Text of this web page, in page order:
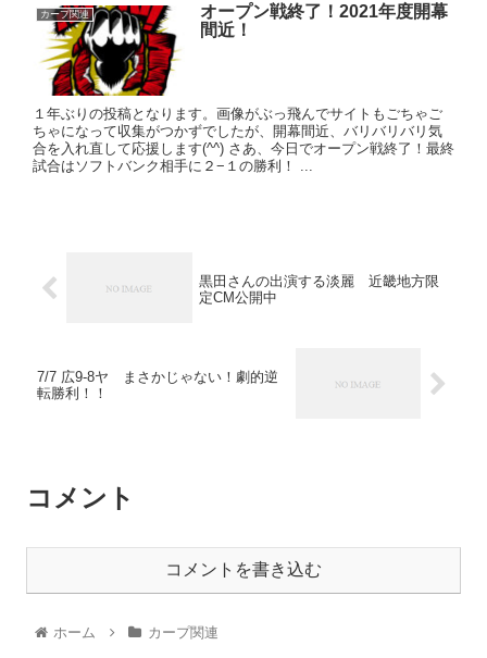
カープ関連
オープン戦終了！2021年度開幕
間近！
１年ぶりの投稿となります。画像がぶっ飛んでサイトもごちゃご
ちゃになって収集がつかずでしたが、開幕間近、バリバリバリ気
合を入れ直して応援します(^^) さあ、今日でオープン戦終了！最終
試合はソフトバンク相手に２−１の勝利！ ...
黒田さんの出演する淡麗 近畿地方限
定CM公開中
7/7 広9-8ヤ まさかじゃない！劇的逆
転勝利！！
コメント
コメントを書き込む
ホーム カープ関連